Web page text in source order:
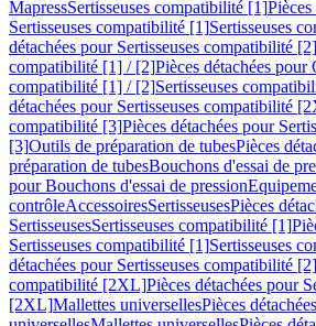
MapressSertisseuses compatibilité [1]
Sertisseuses compatibilité [1]Sertisseuses
détachées pour Sertisseuses compatibilité [2]
compatibilité [1] / [2]Pièces détachées pour
compatibilité [1] / [2]Sertisseuses
détachées pour Sertisseuses compatibilité
compatibilité [3]Pièces détachées pour
[3]Outils de préparation de tubesPièces
préparation de tubesBouchons d'essai de
pour Bouchons d'essai de pression
contrôleAccessoiresSertisseusesPièces
SertisseusesSertisseuses compatibilité [1]
Sertisseuses compatibilité [1]Sertisseuses
détachées pour Sertisseuses compatibilité [2]
compatibilité [2XL]Pièces détachées pour
[2XL]Mallettes universellesPièces